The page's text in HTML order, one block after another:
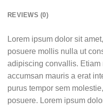
REVIEWS (0)
Lorem ipsum dolor sit
posuere mollis nulla ut
adipiscing convallis.
accumsan mauris a erat
purus tempor sem
posuere. Lorem ipsum